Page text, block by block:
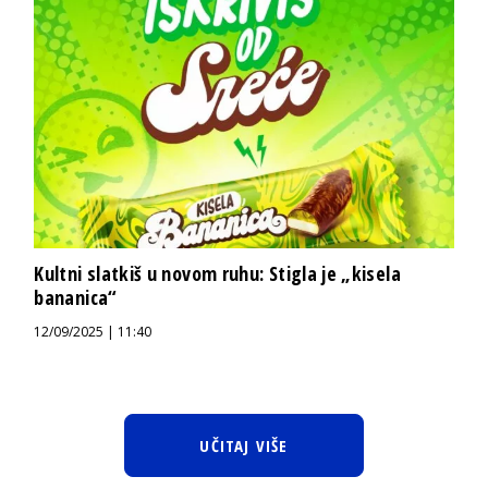
Kultni slatkiš u novom ruhu: Stigla je „kisela
bananica“
12/09/2025 | 11:40
UČITAJ VIŠE